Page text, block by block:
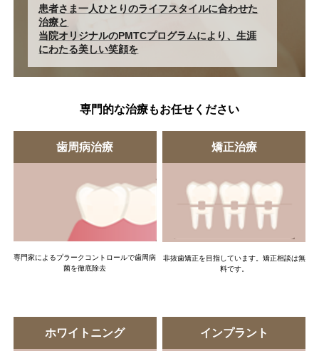
患者さま一人ひとりのライフスタイルに合わせた
治療と
当院オリジナルのPMTCプログラムにより、生涯
にわたる美しい笑顔を
専門的な治療もお任せください
歯周病治療
専門家によるプラークコントロールで歯周病
菌を徹底除去
矯正治療
非抜歯矯正を目指しています。矯正相談は無
料です。
ホワイトニング インプラント